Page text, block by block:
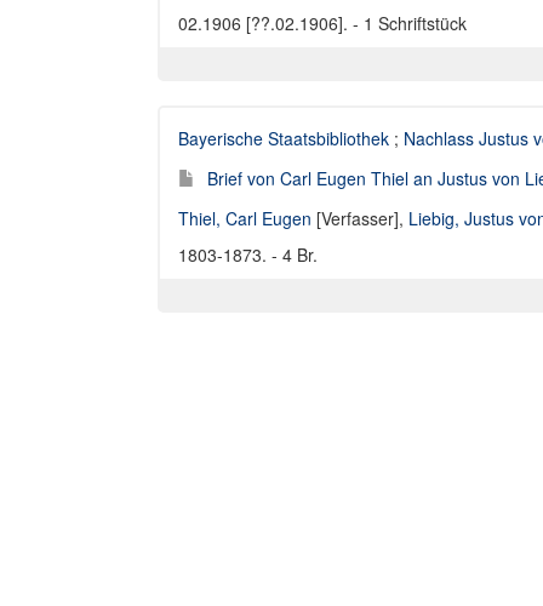
02.1906 [??.02.1906]. - 1 Schriftstück
Bayerische Staatsbibliothek ; Nachlass Justus
Brief von Carl Eugen Thiel an Justus von
Thiel, Carl Eugen [Verfasser], Liebig, Justus
1803-1873. - 4 Br.